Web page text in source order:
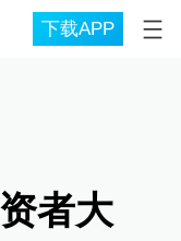
下载APP
者大